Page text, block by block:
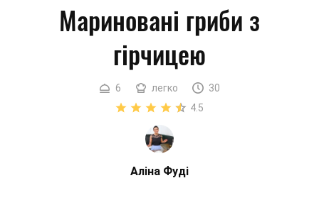
Мариновані гриби з
гірчицею
6 легко
30
4.5
Аліна Фуді